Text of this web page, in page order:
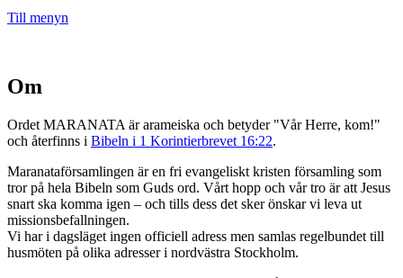
Till menyn
Om
Ordet MARANATA är arameiska och betyder "Vår Herre, kom!"
och återfinns i Bibeln i 1 Korintierbrevet 16:22.
Maranataförsamlingen är en fri evangeliskt kristen församling som
tror på hela Bibeln som Guds ord. Vårt hopp och vår tro är att Jesus
snart ska komma igen – och tills dess det sker önskar vi leva ut
missionsbefallningen.
Vi har i dagsläget ingen officiell adress men samlas regelbundet till
husmöten på olika adresser i nordvästra Stockholm.